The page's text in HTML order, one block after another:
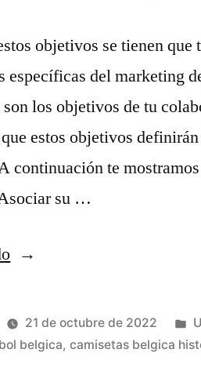
objetivos se tienen que
específicas del marketing
los objetivos de tu
estos objetivos
continuación te
su …
«camiseta
mundial
2018»
21 de octubre de 2022
belgica,camisetas belgica